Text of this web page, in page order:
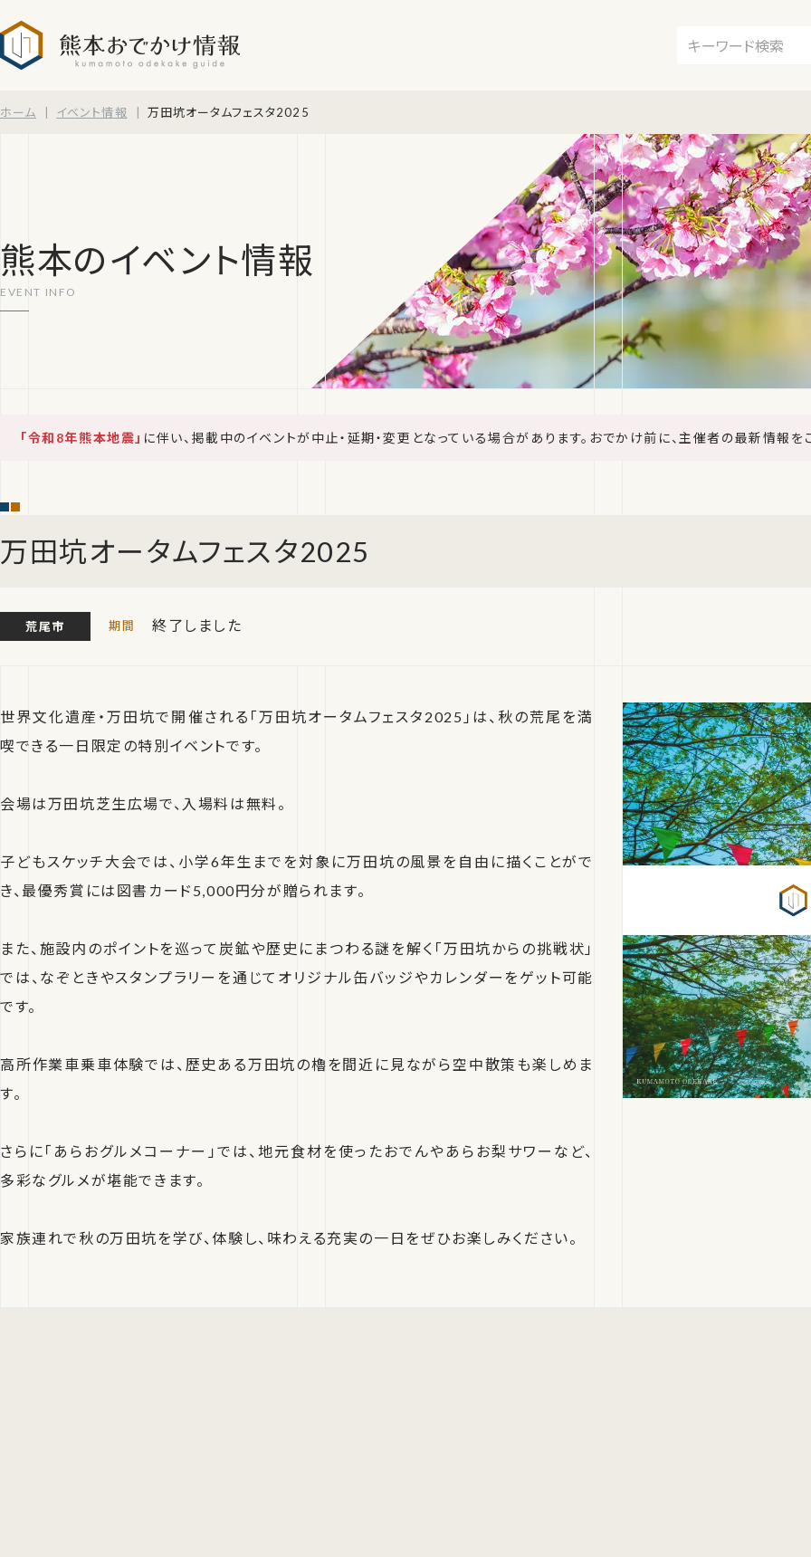
ホーム イベント情報 万田坑オータムフェスタ2025
熊本のイベント情報
「令和8年熊本地震」 に伴い、掲載中のイベントが中止・延期・変更となっている場合があります。おでかけ前に、主催者の最新情報を
万田坑オータムフェスタ2025
荒尾市 終了しました
世界文化遺産・万田坑で開催される「万田坑オータムフェスタ2025」は、秋の荒尾を満
喫できる一日限定の特別イベントです。
会場は万田坑芝生広場で、入場料は無料。
子どもスケッチ大会では、小学6年生までを対象に万田坑の風景を自由に描くことがで
き、最優秀賞には図書カード5,000円分が贈られます。
また、施設内のポイントを巡って炭鉱や歴史にまつわる謎を解く「万田坑からの挑戦状」
では、なぞときやスタンプラリーを通じてオリジナル缶バッジやカレンダーをゲット可能
です。
高所作業車乗車体験では、歴史ある万田坑の櫓を間近に見ながら空中散策も楽しめま
す。
さらに「あらおグルメコーナー」では、地元食材を使ったおでんやあらお梨サワーなど、
多彩なグルメが堪能できます。
家族連れで秋の万田坑を学び、体験し、味わえる充実の一日をぜひお楽しみください。